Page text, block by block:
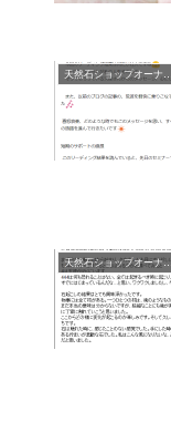
天然石ショップオーナーのブログ